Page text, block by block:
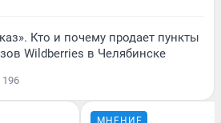
Кто и почему продает пункты
Wildberries в Челябинске
196
МНЕНИЕ